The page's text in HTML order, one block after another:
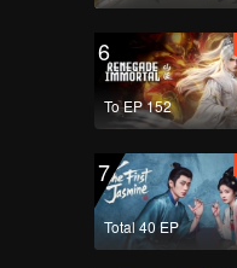
6
To EP 152
7
Total 40 EP